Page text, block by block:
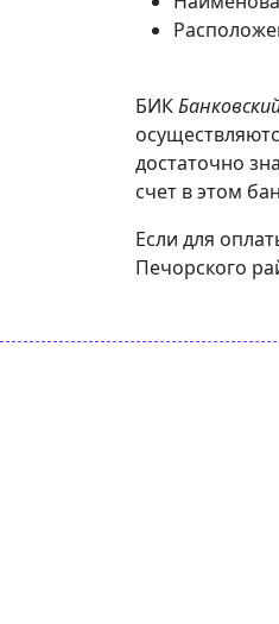
БИК
достаточно
счет в этом
Если для
Печорского